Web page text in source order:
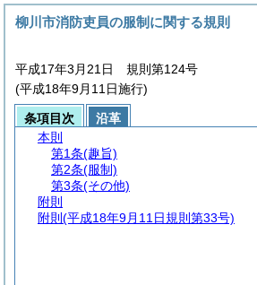
柳川市消防吏員の服制に関する規則
平成17年3月21日 規則第124号
(平成18年9月11日施行)
条項目次
沿革
本則
第1条(趣旨)
第2条(服制)
第3条(その他)
附則
附則 (平成18年9月11日規則第33号)